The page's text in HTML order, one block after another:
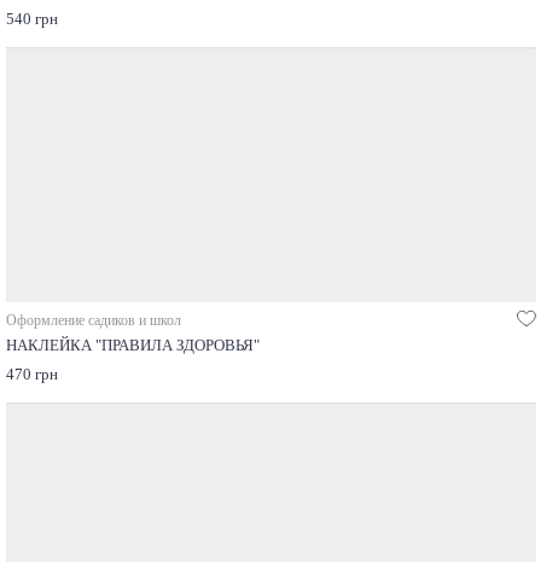
540 грн
Оформление садиков и школ
НАКЛЕЙКА "ПРАВИЛА ЗДОРОВЬЯ"
470 грн